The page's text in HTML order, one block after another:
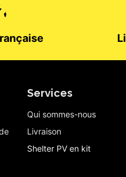
Services
Qui sommes-nous
Livraison
Shelter PV en kit